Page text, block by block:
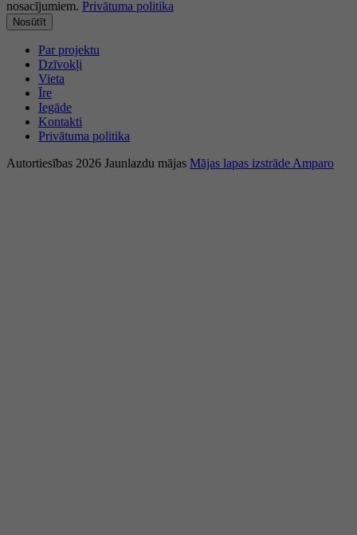
nosacījumiem. Privātuma politika
Nosūtīt
Par projektu
Dzīvokļi
Vieta
Īre
Iegāde
Kontakti
Privātuma politika
Autortiesības 2026 Jaunlazdu mājas Mājas lapas izstrāde Amparo